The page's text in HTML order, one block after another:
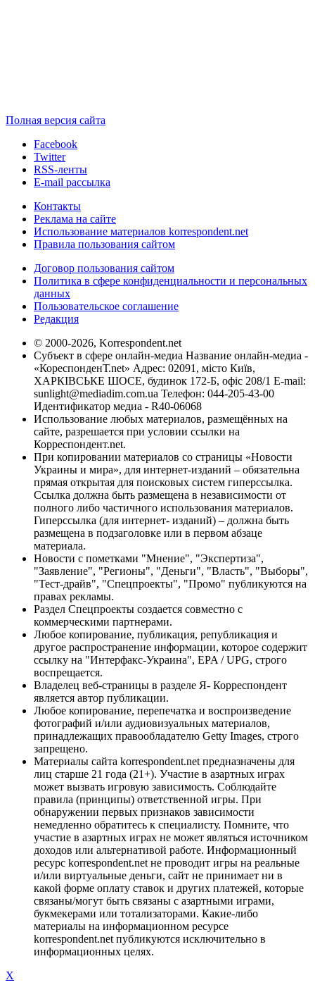
Полная версия сайта
Facebook
Twitter
RSS-ленты
E-mail рассылка
Контакты
Реклама на сайте
Использование материалов korrespondent.net
Правила пользования сайтом
Договор пользования сайтом
Политика в сфере конфиденциальности и персональных
данных
Пользовательское соглашение
Редакция
© 2000-2026, Korrespondent.net
Субъект в сфере онлайн-медиа Название онлайн-медиа -
«КореспонденТ.net» Адрес: 02091, місто Київ,
ХАРКІВСЬКЕ ШОСЕ, будинок 172-Б, офіс 208/1 E-mail:
sunlight@mediadim.com.ua Телефон: 044-205-43-00
Идентификатор медиа - R40-06068
Использование любых материалов, размещённых на
сайте, разрешается при условии ссылки на
Корреспондент.net.
При копировании материалов со страницы «Новости
Украины и мира», для интернет-изданий – обязательна
прямая открытая для поисковых систем гиперссылка.
Ссылка должна быть размещена в независимости от
полного либо частичного использования материалов.
Гиперссылка (для интернет- изданий) – должна быть
размещена в подзаголовке или в первом абзаце
материала.
Новости с пометками "Мнение", "Экспертиза",
"Заявление", "Регионы", "Деньги", "Власть", "Выборы",
"Тест-драйв", "Спецпроекты", "Промо" публикуются на
правах рекламы.
Раздел Спецпроекты создается совместно с
коммерческими партнерами.
Любое копирование, публикация, републикация и
другое распространение информации, которое содержит
ссылку на "Интерфакс-Украина", EPA / UPG, строго
воспрещается.
Владелец веб-страницы в разделе Я- Корреспондент
является автор публикации.
Любое копирование, перепечатка и воспроизведение
фотографий и/или аудиовизуальных материалов,
принадлежащих правообладателю Getty Images, строго
запрещено.
Материалы сайта korrespondent.net предназначены для
лиц старше 21 года (21+). Участие в азартных играх
может вызвать игровую зависимость. Соблюдайте
правила (принципы) ответственной игры. При
обнаружении первых признаков зависимости
немедленно обратитесь к специалисту. Помните, что
участие в азартных играх не может являться источником
доходов или альтернативой работе. Информационный
ресурс korrespondent.net не проводит игры на реальные
и/или виртуальные деньги, сайт не принимает ни в
какой форме оплату ставок и других платежей, которые
связаны/могут быть связаны с азартными играми,
букмекерами или тотализаторами. Какие-либо
материалы на информационном ресурсе
korrespondent.net публикуются исключительно в
информационных целях.
X